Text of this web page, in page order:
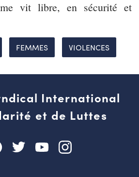
vit libre, en sécurité et
FEMMES VIOLENCES
International
et de Luttes